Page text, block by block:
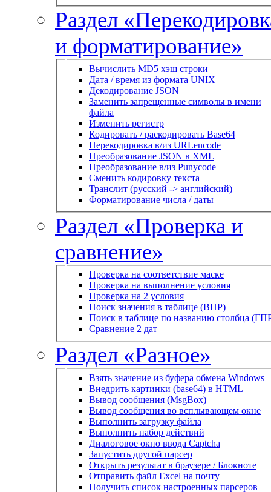
Раздел
и форматирование»
Вычислить MD5 хэш строки
Дата / время из формата UNIX
Декодирование JSON
Заменить запрещенные символы в имени
файла
Изменить регистр
Кодировать / раскодировать Base64
Перекодировка в/из URLencode
Преобразование JSON в XML
Преобразование в/из Punycode
Сменить кодировку текста
Транслит (русский -> английский)
Форматирование числа / даты
Раздел «Проверка и
сравнение»
Проверка на соответствие маске
Проверка на выполнение условия
Проверка на 2 условия
Поиск значения в таблице (ВПР)
Поиск в таблице по названию столбца
Сравнение 2 дат
Раздел «Разное»
Взять значение из буфера обмена Windows
Внедрить картинки (base64) в HTML
Вывод сообщения (MsgBox)
Вывод сообщения во всплывающем окне
Выполнить загрузку файла
Выполнить набор действий
Диалоговое окно ввода Captcha
Запустить другой парсер
Открыть результат в браузере / Блокноте
Отправить файл Excel на почту
Получить список настроенных парсеров